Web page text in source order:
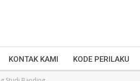
KONTAK KAMI KODE PERILAKU